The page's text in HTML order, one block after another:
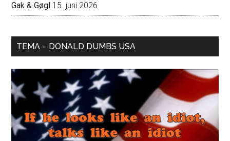
Gak & Gøgl 15. juni 2026
TEMA – DONALD DUMBS USA